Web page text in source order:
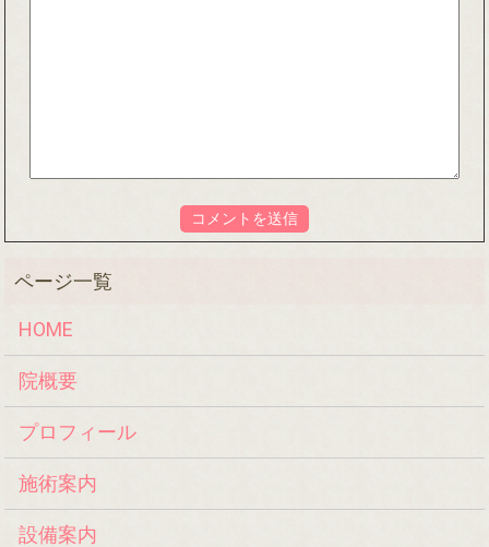
HOME
院概要
プロフィール
施術案内
設備案内